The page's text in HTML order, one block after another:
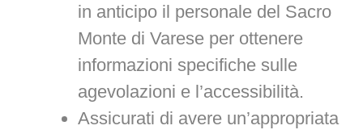
in anticipo il personale del Sacro
Monte di Varese per ottenere
informazioni specifiche sulle
agevolazioni e l’accessibilità.
Assicurati di avere un’appropriata